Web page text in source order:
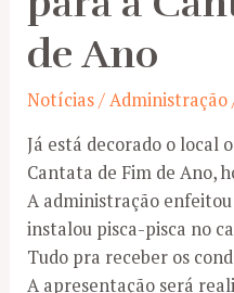
de Ano
Notícias/Administração
Já está decorado o local
Cantata de Fim de Ano,
A administração
instalou pisca-pisca no
Tudo pra receber os
A apresentação será